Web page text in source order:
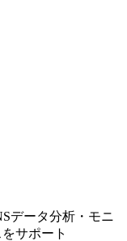
データ分析・モニ
サポート